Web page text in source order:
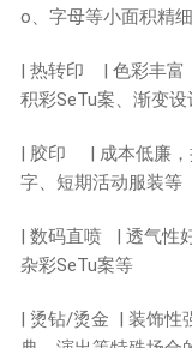
o、字母等小面积精
| 热转印 | 色彩
积彩SeTu案、渐变设
| 胶印 | 成本低
字、短期活动服
| 数码直喷 | 透气
杂彩SeTu案等
| 烫钻/烫金 | 装